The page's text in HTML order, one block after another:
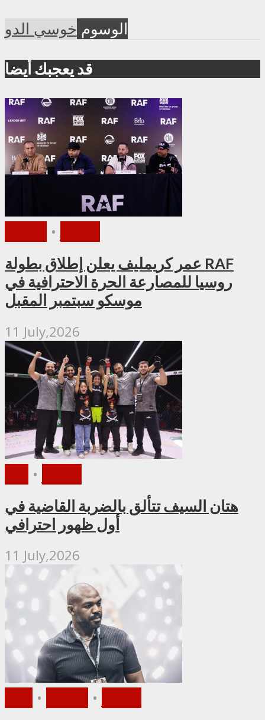
الوسوم خوسي الدو
قد يعجبك أيضا
•
عمر كريمليف يعلن إطلاق بطولة RAF
روسيا للمصارعة الحرة الاحترافية في
موسكو سبتمبر المقبل
11 July,2026
•
هتان السيف تتألق بالضربة القاضية في
أول ظهور احترافي
11 July,2026
• •